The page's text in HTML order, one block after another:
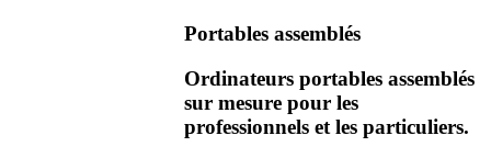
Portables assemblés
Ordinateurs portables assemblés
sur mesure pour les
professionnels et les particuliers.